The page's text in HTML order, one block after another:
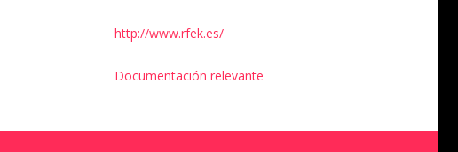
http://www.rfek.es/
Documentación relevante